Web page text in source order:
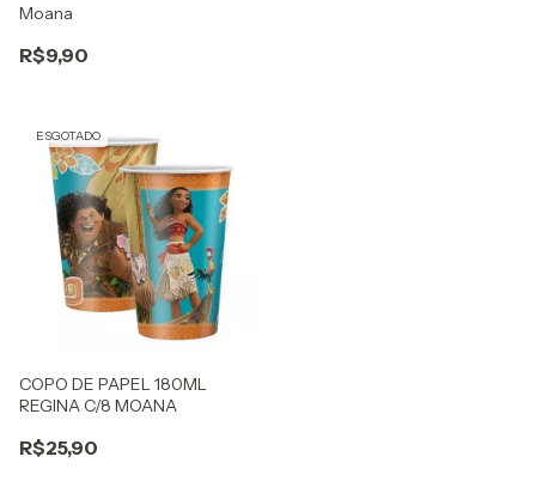
Moana
R$9,90
ESGOTADO
COPO DE PAPEL 180ML
REGINA C/8 MOANA
R$25,90